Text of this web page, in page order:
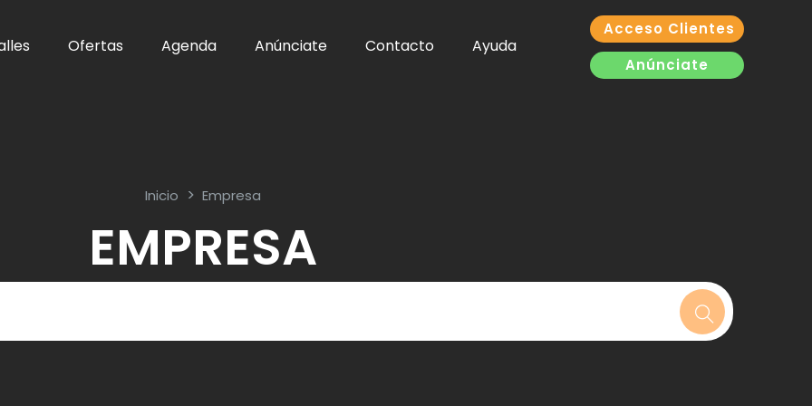
Ofertas Agenda Anúnciate Contacto Ayuda
Acceso Clientes
Anúnciate
Inicio Empresa
EMPRESA